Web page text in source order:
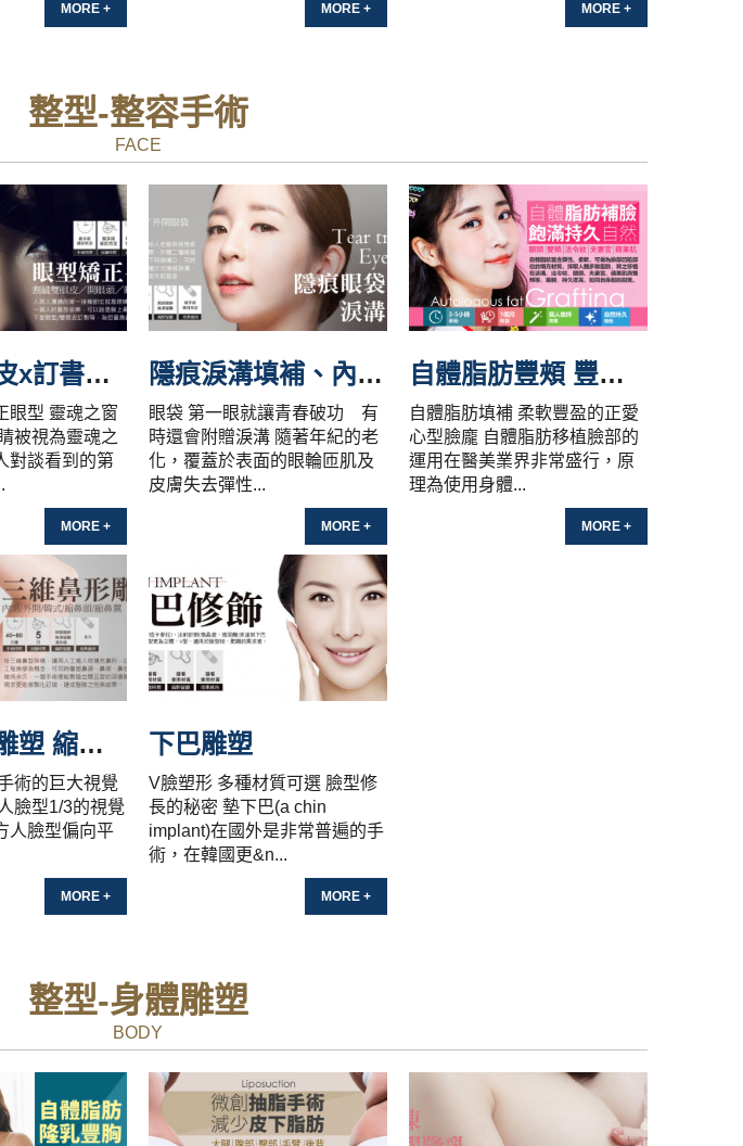
MORE + MORE + MORE +
整型-整容手術
FACE
割縫雙眼皮x訂書針雙眼皮X開眼頭
眼型 靈魂之窗
被視為靈魂之
對談看到的第
MORE +
隱痕淚溝填補、內外開眼袋
眼袋 第一眼就讓青春破功 有
時還會附贈淚溝 隨著年紀的老
化，覆蓋於表面的眼輪匝肌及
皮膚失去彈性...
MORE +
自體脂肪豐頰 豐潤臉型
自體脂肪填補 柔軟豐盈的正愛
心型臉龐 自體脂肪移植臉部的
運用在醫美業界非常盛行，原
理為使用身體...
MORE +
隆鼻鼻形雕塑 縮鼻頭/重修/縮鼻翼/縮鼻孔/山根
術的巨大視覺
臉型1/3的視覺
人臉型偏向平
MORE +
下巴雕塑
V臉塑形 多種材質可選 臉型修
長的秘密 墊下巴(a chin
implant)在國外是非常普遍的手
術，在韓國更&n...
MORE +
整型-身體雕塑
BODY